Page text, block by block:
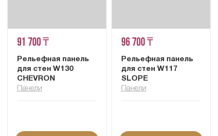
91 700 ₸
Рельефная панель
для стен W130
CHEVRON
Панели
96 700 ₸
Рельефная панель
для стен W117
SLOPE
Панели